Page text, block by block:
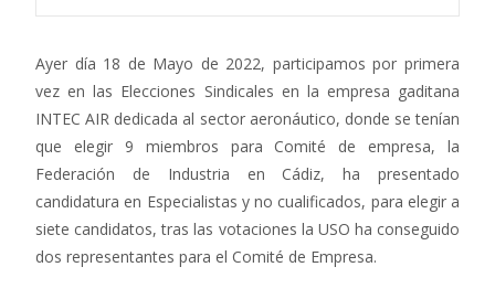
Ayer día 18 de Mayo de 2022, participamos por primera
vez en las Elecciones Sindicales en la empresa gaditana
INTEC AIR dedicada al sector aeronáutico, donde se tenían
que elegir 9 miembros para Comité de empresa, la
Federación de Industria en Cádiz, ha presentado
candidatura en Especialistas y no cualificados, para elegir a
siete candidatos, tras las votaciones la USO ha conseguido
dos representantes para el Comité de Empresa.